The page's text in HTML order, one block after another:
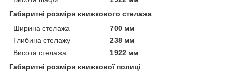
Габаритні розміри книжкового стелажа
Ширина стелажа
700 мм
Глибина стелажу
238 мм
Висота стелажа
1922 мм
Габаритні розміри книжкової полиці